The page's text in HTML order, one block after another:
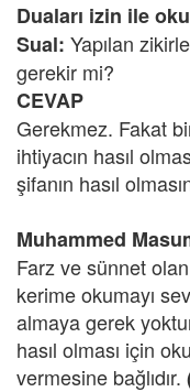
Duaları izin ile
Sual: Yapılan
gerekir mi?
CEVAP
Gerekmez. Fakat
ihtiyacın hasıl
şifanın hasıl
Muhammed
Farz ve sünnet
kerime okumayı
almaya gerek
hasıl olması için
vermesine bağlıdır.